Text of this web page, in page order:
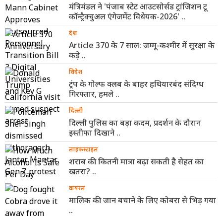
मंत्रिमंडल ने 'पंजाब स्टेट आउटसोर्सड ट्रांजिशन टू
कॉन्ट्रैक्चुअल एंगेजमेंट विधेयक-2026' ..
देश
Article 370 के 7 साल: जम्मू-कश्मीर में सुरक्षा के
कड़े ..
विदेश
ट्रंप के गोल्फ क्लब के बाहर हथियारबंद संदिग्ध
गिरफ्तार, हमले ..
दिल्ली
दिल्ली पुलिस का बड़ा कदम, प्रदर्शन के दौरान
इस्तीफा दिखाने ..
लाइफस्टाइल
शराब की कितनी मात्रा बढ़ा सकती है सेहत का
खतरा? ..
वायरल
मालिक की जान बचाने के लिए कोबरा से भिड़ गया
..